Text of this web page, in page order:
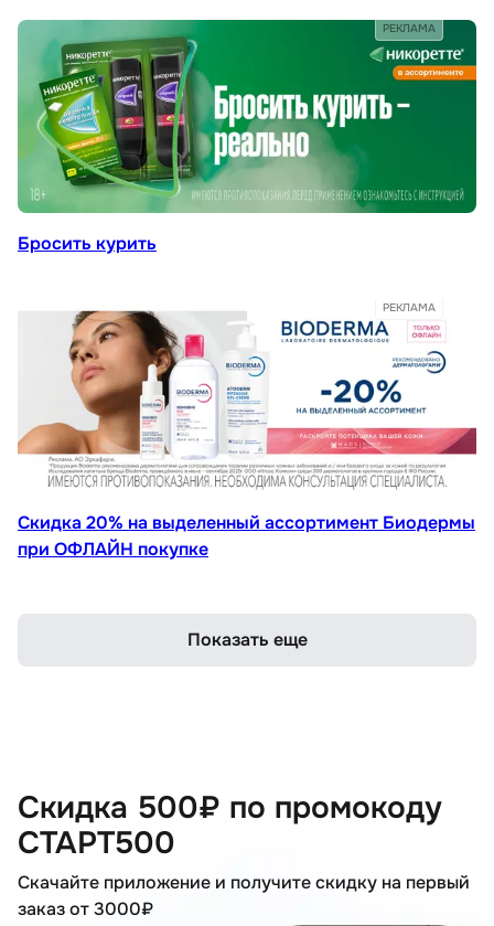
Бросить курить
РЕКЛАМА
Скидка 20% на выделенный ассортимент Биодермы
при ОФЛАЙН покупке
РЕКЛАМА
Показать еще
Скидка 500₽ по промокоду
СТАРТ500
Скачайте приложение и получите скидку на первый
заказ от 3000₽